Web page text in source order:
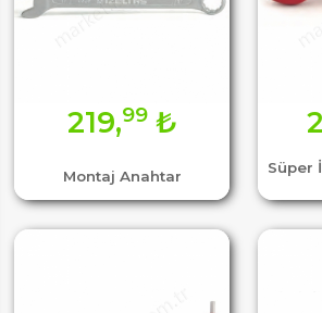
Montaj Anahtar
219,99₺
Süper